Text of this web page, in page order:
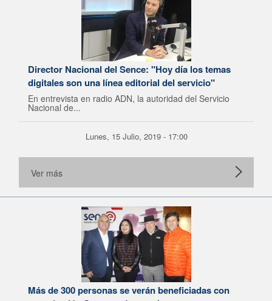
Director Nacional del Sence: "Hoy día los temas
digitales son una línea editorial del servicio"
En entrevista en radio ADN, la autoridad del Servicio
Nacional de...
Lunes, 15 Julio, 2019 - 17:00
Ver más
Más de 300 personas se verán beneficiadas con